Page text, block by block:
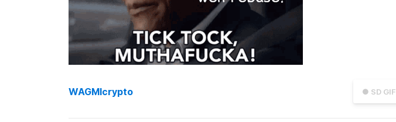
● SD GIF
WAGMIcrypto